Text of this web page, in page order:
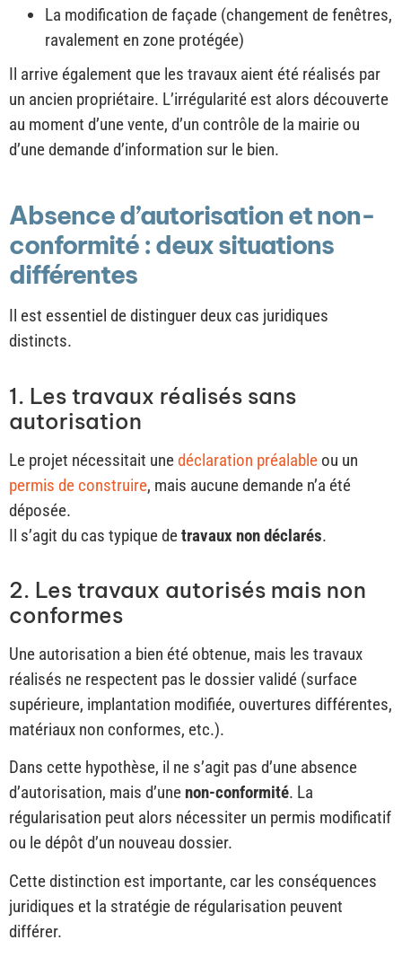
La modification de façade (changement de fenêtres,
ravalement en zone protégée)
Il arrive également que les travaux aient été réalisés par
un ancien propriétaire. L’irrégularité est alors découverte
au moment d’une vente, d’un contrôle de la mairie ou
d’une demande d’information sur le bien.
Absence d’autorisation et non-
conformité : deux situations
différentes
Il est essentiel de distinguer deux cas juridiques
distincts.
1. Les travaux réalisés sans
autorisation
Le projet nécessitait unedéclaration préalable ou un
permis de construire, mais aucune demande n’a été
déposée.
Il s’agit du cas typique detravaux non déclarés.
2. Les travaux autorisés mais non
conformes
Une autorisation a bien été obtenue, mais les travaux
réalisés ne respectent pas le dossier validé (surface
supérieure, implantation modifiée, ouvertures différentes,
matériaux non conformes, etc.).
Dans cette hypothèse, il ne s’agit pas d’une absence
d’autorisation, mais d’une non-conformité. La
régularisation peut alors nécessiter un permis modificatif
ou le dépôt d’un nouveau dossier.
Cette distinction est importante, car les conséquences
juridiques et la stratégie de régularisation peuvent
différer.